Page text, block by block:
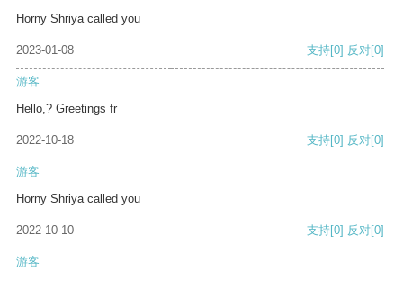
Horny Shriya called you
2023-01-08 支持[0] 反对[0]
游客
Hello,? Greetings fr
2022-10-18 支持[0] 反对[0]
游客
Horny Shriya called you
2022-10-10 支持[0] 反对[0]
游客